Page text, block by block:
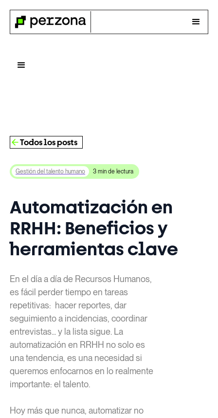
Todos los posts
Gestión del talento humano 3 min de lectura
Automatización en
RRHH: Beneficios y
herramientas clave
En el día a día de Recursos Humanos,
es fácil perder tiempo en tareas
repetitivas: hacer reportes, dar
seguimiento a incidencias, coordinar
entrevistas... y la lista sigue. La
automatización en RRHH no solo es
una tendencia, es una necesidad si
queremos enfocarnos en lo realmente
importante: el talento.
Hoy más que nunca, automatizar no